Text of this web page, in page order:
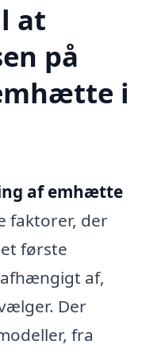
at
på
i
af emhætte
faktorer, der
første
af,
Der
fra